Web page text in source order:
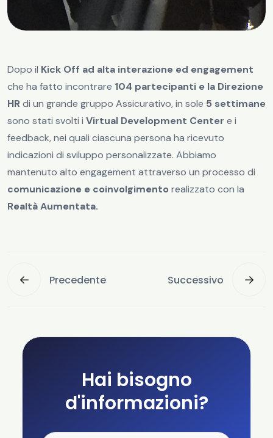
Dopo il Kick Off ad alta interazione ed engagement
che ha fatto incontrare 104 partecipanti e la Direzione
HRdi un grande gruppo Assicurativo, in sole 5 settimane
sono stati svolti i Virtual Development Center e i
feedback, nei quali ciascuna persona ha ricevuto
indicazioni di sviluppo personalizzate. Abbiamo
mantenuto alto engagement attraverso un processo di
comunicazione e coinvolgimento realizzato con la
Realtà Aumentata.
Precedente Successivo
Hai bisogno
d'informazioni?